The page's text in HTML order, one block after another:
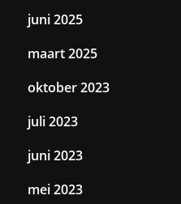
juni 2025
maart 2025
oktober 2023
juli 2023
juni 2023
mei 2023